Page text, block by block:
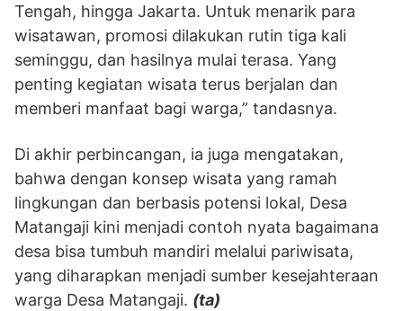
Tengah, hingga Jakarta. Untuk menarik para
wisatawan, promosi dilakukan rutin tiga kali
seminggu, dan hasilnya mulai terasa. Yang
penting kegiatan wisata terus berjalan dan
memberi manfaat bagi warga,” tandasnya.
Di akhir perbincangan, ia juga mengatakan,
bahwa dengan konsep wisata yang ramah
lingkungan dan berbasis potensi lokal, Desa
Matangaji kini menjadi contoh nyata bagaimana
desa bisa tumbuh mandiri melalui pariwisata,
yang diharapkan menjadi sumber kesejahteraan
warga Desa Matangaji. (ta)